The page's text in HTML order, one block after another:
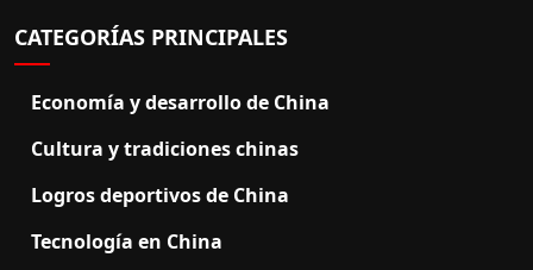
CATEGORÍAS PRINCIPALES
Economía y desarrollo de China
Cultura y tradiciones chinas
Logros deportivos de China
Tecnología en China